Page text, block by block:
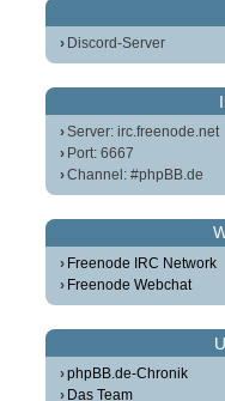
Discord-Server
Server: irc.freenode.net
Port: 6667
Channel: #phpBB.de
Freenode IRC Network
Freenode Webchat
phpBB.de-Chronik
Das Team